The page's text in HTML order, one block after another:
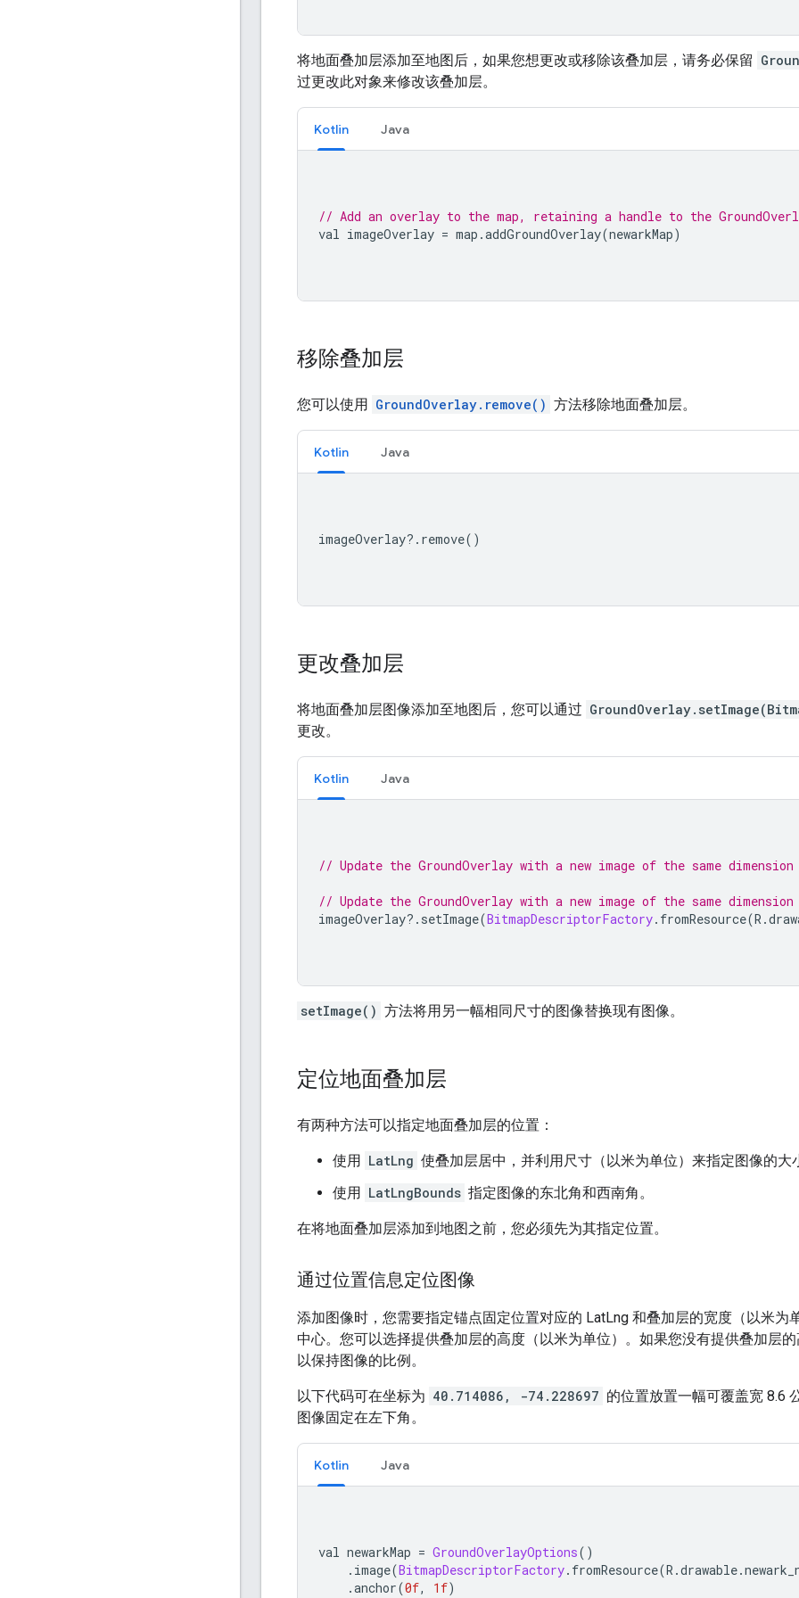
将地面叠加层添加至地图后，如果您想更改或移除该叠加层，请务必保留
过更改此对象来修改该叠加层。
Kotlin Java
// Add an overlay to the map, retaining a handle to the
val imageOverlay = map .addGroundOverlay(newarkMap)
移除叠加层
您可以使用 GroundOverlay.remove() 方法移除地面叠加层。
Kotlin Java
imageOverlay?. remove()
更改叠加层
将地面叠加层图像添加至地图后，您可以通过
更改。
Kotlin Java
// Update the GroundOverlay with a new image of the same dimension
// Update the GroundOverlay with a new image of the same dimension
imageOverlay?. setImage(BitmapDescriptorFactory. fromResource(R .
setImage() 方法将用另一幅相同尺寸的图像替换现有图像。
定位地面叠加层
有两种方法可以指定地面叠加层的位置：
使用 LatLng 使叠加层居中，并利用尺寸（以米为单位）来指定图像的大
使用 LatLngBounds 指定图像的东北角和西南角。
在将地面叠加层添加到地图之前，您必须先为其指定位置。
通过位置信息定位图像
添加图像时，您需要指定锚点固定位置对应的 LatLng 和叠加层的宽度（以米为
中心。您可以选择提供叠加层的高度（以米为单位）。如果您没有提供叠加层
以保持图像的比例。
以下代码可在坐标为 40.714086, -74.228697 的位置放置一幅可覆盖宽 8.6
图像固定在左下角。
Kotlin Java
val newarkMap = GroundOverlayOptions()
. image(BitmapDescriptorFactory. fromResource(R .drawable.
.anchor(0f, 1f)